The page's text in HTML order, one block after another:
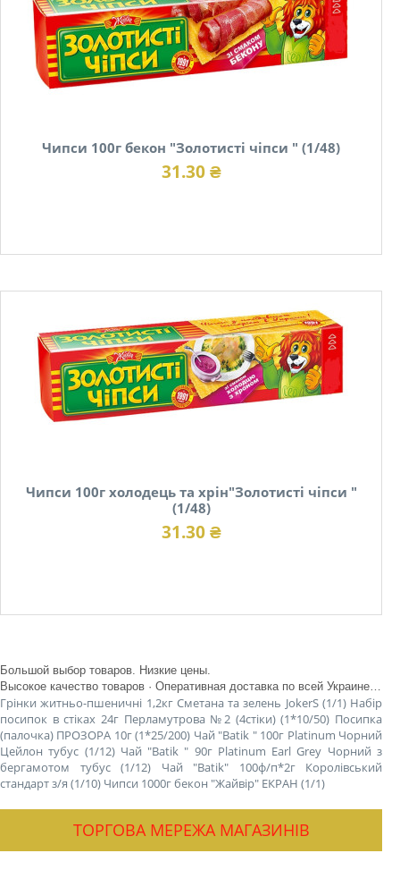
Чипси 100г бекон "Золотисті чіпси " (1/48)
31.30 ₴
Чипси 100г холодець та хрін"Золотисті чіпси "
(1/48)
31.30 ₴
Большой выбор товаров. Низкие цены.
Высокое качество товаров · Оперативная доставка по всей Украине · Удобная оплата
Грінки житньо-пшеничні 1,2кг Сметана та зелень JokerS (1/1) Набір
посипок в стіках 24г Перламутрова №2 (4стіки) (1*10/50) Посипка
(палочка) ПРОЗОРА 10г (1*25/200) Чай "Batik " 100г Platinum Чорний
Цейлон тубус (1/12) Чай "Batik " 90г Platinum Earl Grey Чорний з
бергамотом тубус (1/12)
Чай "Batik" 100ф/п*2г Королівський
стандарт з/я (1/10) Чипси 1000г бекон "Жайвір" ЕКРАН (1/1)
ТОРГОВА МЕРЕЖА МАГАЗИНІВ